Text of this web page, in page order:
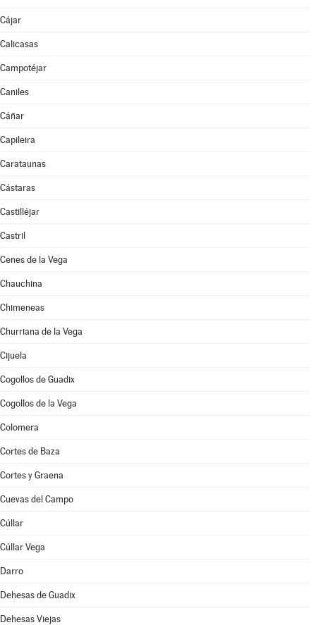
Cájar
Calicasas
Campotéjar
Caniles
Cáñar
Capileira
Carataunas
Cástaras
Castilléjar
Castril
Cenes de la Vega
Chauchina
Chimeneas
Churriana de la Vega
Cijuela
Cogollos de Guadix
Cogollos de la Vega
Colomera
Cortes de Baza
Cortes y Graena
Cuevas del Campo
Cúllar
Cúllar Vega
Darro
Dehesas de Guadix
Dehesas Viejas